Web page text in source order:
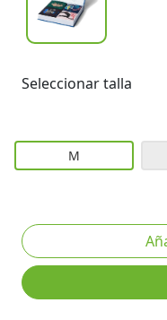
Seleccionar talla
M